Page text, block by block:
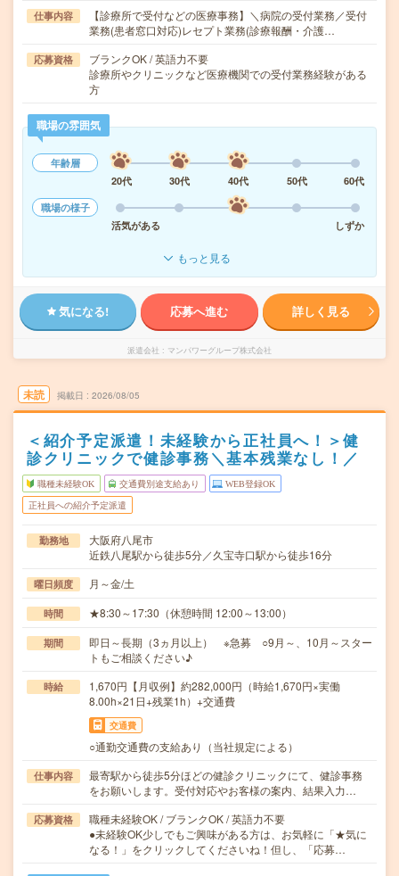
仕事内容
【診療所で受付などの医療事務】＼病院の受付業務／受付
業務(患者窓口対応)レセプト業務(診療報酬・介護…
応募資格
ブランクOK / 英語力不要
診療所やクリニックなど医療機関での受付業務経験がある
方
職場の雰囲気
年齢層
20代
30代 40代 50代
60代
職場の様子
活気がある
しずか
もっと見る
気になる! 応募へ進む 詳しく見る
派遣会社 マンパワーグループ株式会社
未読 掲載日 2026/08/05
＜紹介予定派遣！未経験から正社員へ！＞健
診クリニックで健診事務＼基本残業なし！／
職種未経験OK 交通費別途支給あり WEB登録OK
正社員への紹介予定派遣
勤務地
大阪府八尾市
近鉄八尾駅から徒歩5分／久宝寺口駅から徒歩16分
曜日頻度 月～金/土
時間 ★8:30～17:30（休憩時間 12:00～13:00）
期間
即日～長期（3ヵ月以上） ※急募 ○9月～、10月～スター
トもご相談ください♪
時給
1,670円【月収例】約282,000円（時給1,670円×実働
8.00h×21日+残業1h）+交通費
交通費
○通勤交通費の支給あり（当社規定による）
仕事内容
最寄駅から徒歩5分ほどの健診クリニックにて、健診事務
をお願いします。受付対応やお客様の案内、結果入力…
応募資格
職種未経験OK / ブランクOK / 英語力不要
●未経験OK少しでもご興味がある方は、お気軽に「★気に
なる！」をクリックしてくださいね！但し、「応募…